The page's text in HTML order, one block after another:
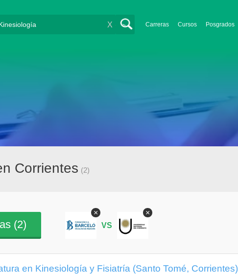
Carreras Cursos Posgrados
X
Corrientes (2)
(2)
×
VS
×
en Kinesiología y Fisiatría (Santo Tomé, Corrientes)